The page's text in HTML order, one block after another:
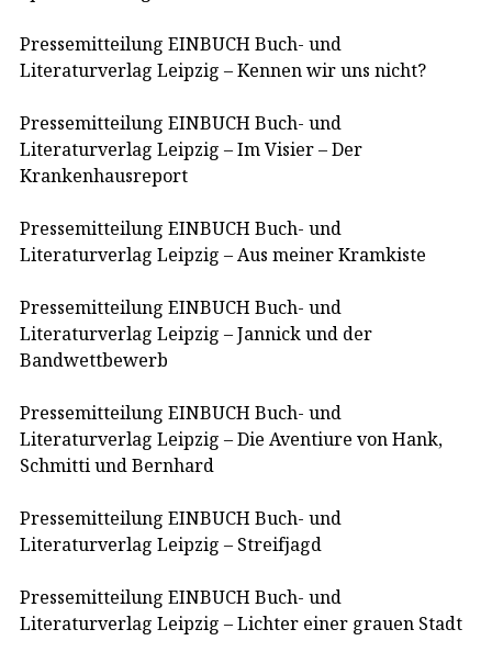
Pressemitteilung EINBUCH Buch- und
Literaturverlag Leipzig – Kennen wir uns nicht?
Pressemitteilung EINBUCH Buch- und
Literaturverlag Leipzig – Im Visier – Der
Krankenhausreport
Pressemitteilung EINBUCH Buch- und
Literaturverlag Leipzig – Aus meiner Kramkiste
Pressemitteilung EINBUCH Buch- und
Literaturverlag Leipzig – Jannick und der
Bandwettbewerb
Pressemitteilung EINBUCH Buch- und
Literaturverlag Leipzig – Die Aventiure von Hank,
Schmitti und Bernhard
Pressemitteilung EINBUCH Buch- und
Literaturverlag Leipzig – Streifjagd
Pressemitteilung EINBUCH Buch- und
Literaturverlag Leipzig – Lichter einer grauen Stadt